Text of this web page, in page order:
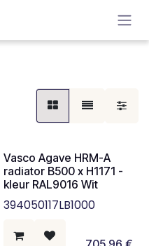
Vasco Agave HRM-A
radiator B500 x H1171 -
kleur RAL9016 Wit
394050117LB1000